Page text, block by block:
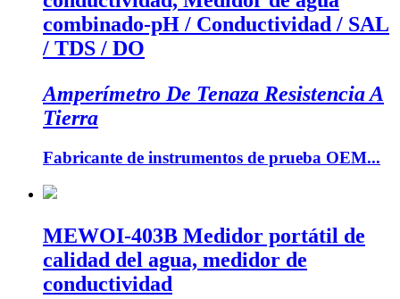
combinado-pH / Conductividad / SAL
/ TDS / DO
Amperímetro De Tenaza Resistencia A
Tierra
Fabricante de instrumentos de prueba OEM...
MEWOI-403B Medidor portátil de
calidad del agua, medidor de
conductividad